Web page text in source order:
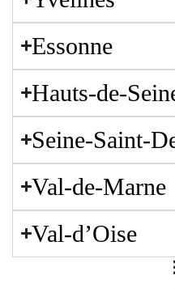
Essonne
Hauts-de-
Seine-Saint-
Val-de-Marne
Val-d’Oise